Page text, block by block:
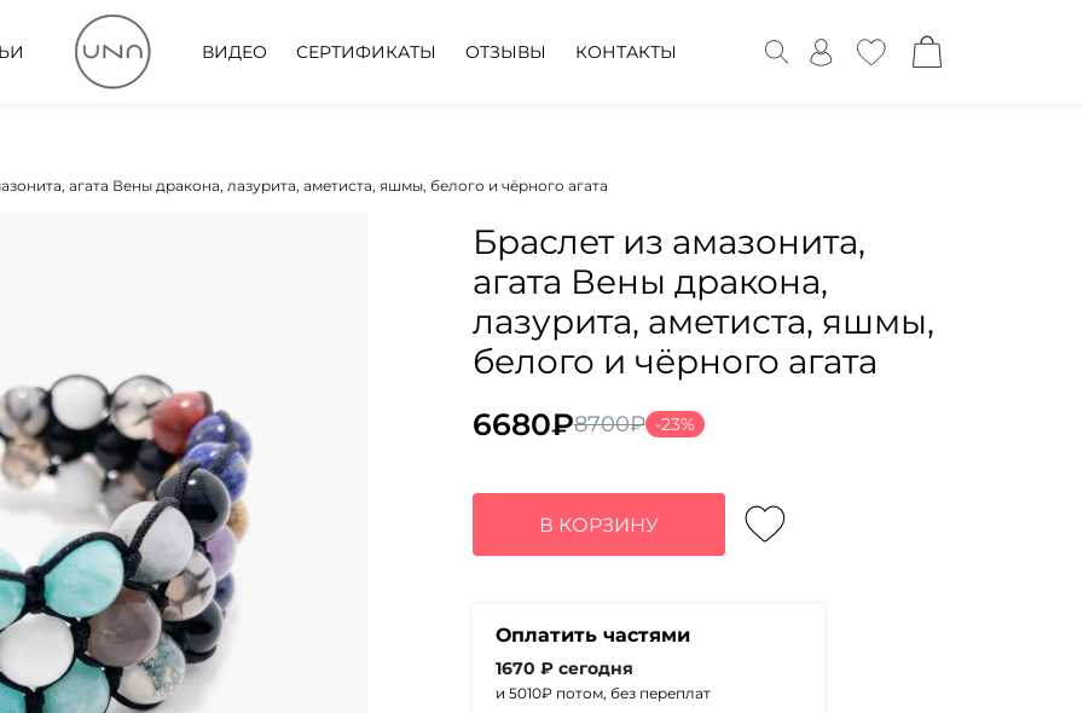
ВИДЕО СЕРТИФИКАТЫ ОТЗЫВЫ КОНТАКТЫ
агата Вены дракона, лазурита, аметиста, яшмы, белого и чёрного агата
Браслет из амазонита,
агата Вены дракона,
лазурита, аметиста, яшмы,
белого и чёрного агата
8700₽
Первоначальная
составляла
8700₽.
6680₽
Текущая
6680₽.
-23%
В КОРЗИНУ
Оплатить частями
1670 ₽ сегодня
и 5010₽ потом, без переплат